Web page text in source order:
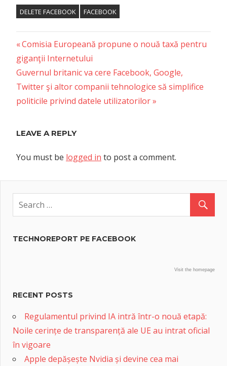
DELETE FACEBOOK FACEBOOK
Post
navigation
Previous
Post:
Comisia Europeană propune o nouă taxă pentru
giganţii Internetului
Next
Post:
Guvernul britanic va cere Facebook, Google,
Twitter şi altor companii tehnologice să simplifice
politicile privind datele utilizatorilor
LEAVE A REPLY
You must be logged in to post a comment.
TECHNOREPORT PE FACEBOOK
Visit the homepage
RECENT POSTS
Regulamentul privind IA intră într-o nouă etapă:
Noile cerințe de transparență ale UE au intrat oficial
în vigoare
Apple depășește Nvidia și devine cea mai